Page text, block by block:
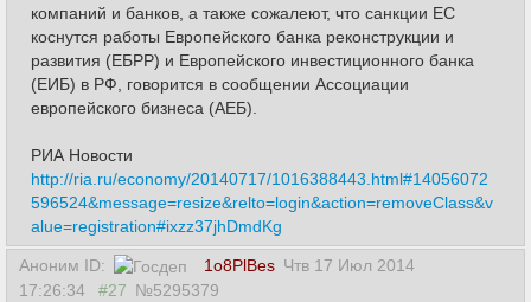
компаний и банков, а также сожалеют, что санкции ЕС
коснутся работы Европейского банка реконструкции и
развития (ЕБРР) и Европейского инвестиционного банка
(ЕИБ) в РФ, говорится в сообщении Ассоциации
европейского бизнеса (АЕБ).
РИА Новости
http://ria.ru/economy/20140717/1016388443.html#14056072
596524&message=resize&relto=login&action=removeClass&v
alue=registration#ixzz37jhDmdKg
Аноним ID: 1o8PlBes Чтв 17 Июл 2014
17:26:34
#27 №5295379